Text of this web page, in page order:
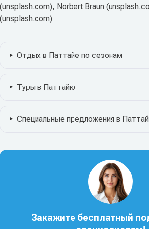
(unsplash.com), Norbert Braun
(unsplash.com)
Отдых в Паттайе по сезонам
Туры в Паттайю
Специальные предложения в
Закажите бесплатный